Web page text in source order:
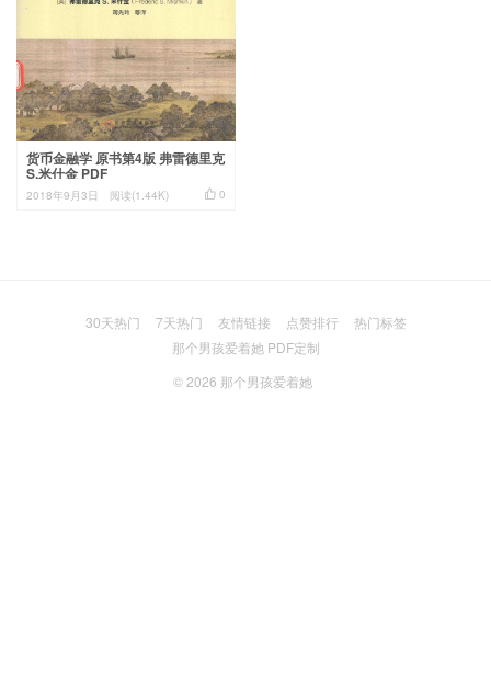
货币金融学 原书第4版 弗雷德里克
S.米什金 PDF
 0
2018年9月3日 阅读(1.44K)
30天热门 7天热门 友情链接 点赞排行
热门标签
那个男孩爱着她 PDF定制
© 2026 那个男孩爱着她